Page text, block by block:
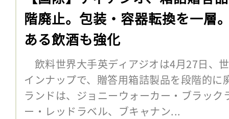
階廃止。包装・容器転換を一層
ある飲酒も強化
飲料世界大手英ディアジオは4月27日、
インナップで、贈答用箱詰製品を段階的
ランドは、ジョニーウォーカー・ブラッ
ー・レッドラベル、ブキャナン...